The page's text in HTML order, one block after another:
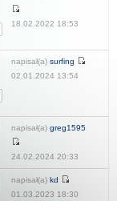
18.02.2022 18:53
napisał(a) surfing
02.01.2024 13:54
napisał(a) greg1595
24.02.2024 20:33
napisał(a) kd
01.03.2023 18:30